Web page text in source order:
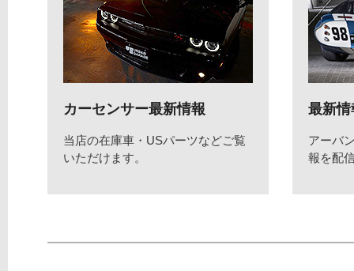
カーセンサー最新情報
当店の在庫車・USパーツなどご覧
いただけます。
最新情
アーバ
報を配